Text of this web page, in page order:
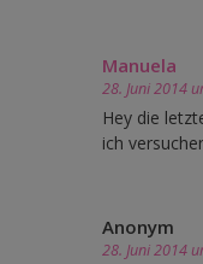
Manuela
28. Juni 2014
Hey die
ich
Anonym
28. Juni 2014